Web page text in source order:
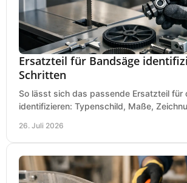
Ersatzteil für Bandsäge
Schritten
So lässt sich das passende Ersatzteil für
identifizieren: Typenschild, Maße,
26. Juli 2026